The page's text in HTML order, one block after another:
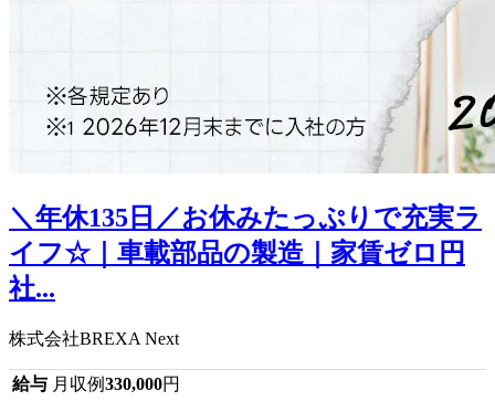
＼年休135日／お休みたっぷりで充実ラ
イフ☆｜車載部品の製造｜家賃ゼロ円
社...
株式会社BREXA Next
給与 月収例330,000円